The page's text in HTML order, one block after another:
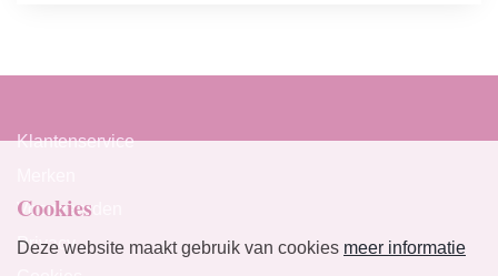
Klantenservice
Voorwaarden
Privacy
Cookies
Deze website maakt gebruik van cookies meer informatie